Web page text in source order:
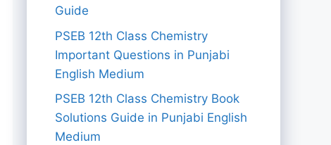
Guide
PSEB 12th Class Chemistry
Important Questions in Punjabi
English Medium
PSEB 12th Class Chemistry Book
Solutions Guide in Punjabi English
Medium